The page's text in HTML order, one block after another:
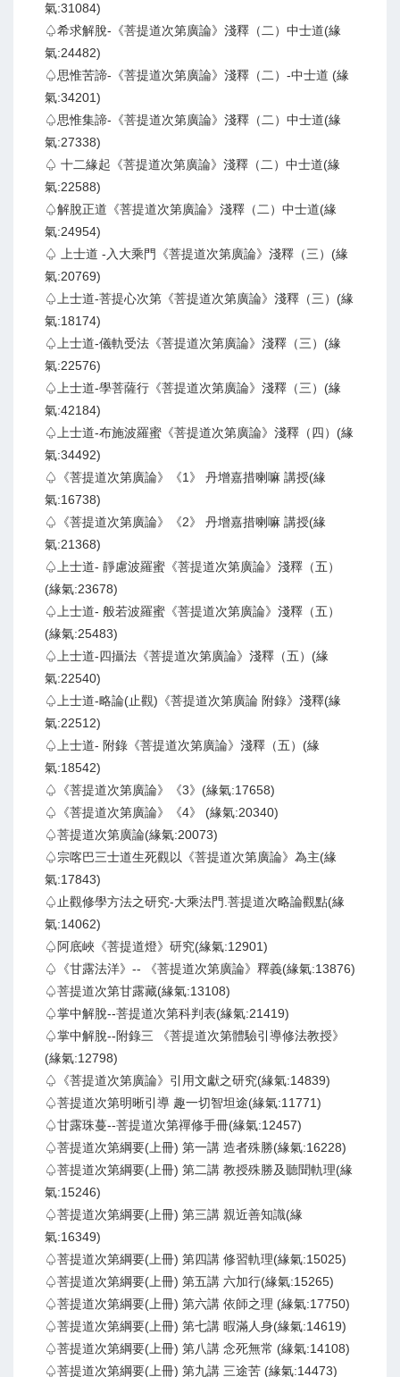
氣:31084)
♤希求解脫-《菩提道次第廣論》淺釋（二）中士道(緣
氣:24482)
♤思惟苦諦-《菩提道次第廣論》淺釋（二）-中士道 (緣
氣:34201)
♤思惟集諦-《菩提道次第廣論》淺釋（二）中士道(緣
氣:27338)
♤ 十二緣起《菩提道次第廣論》淺釋（二）中士道(緣
氣:22588)
♤解脫正道《菩提道次第廣論》淺釋（二）中士道(緣
氣:24954)
♤ 上士道 -入大乘門《菩提道次第廣論》淺釋（三）(緣
氣:20769)
♤上士道-菩提心次第《菩提道次第廣論》淺釋（三）(緣
氣:18174)
♤上士道-儀軌受法《菩提道次第廣論》淺釋（三）(緣
氣:22576)
♤上士道-學菩薩行《菩提道次第廣論》淺釋（三）(緣
氣:42184)
♤上士道-布施波羅蜜《菩提道次第廣論》淺釋（四）(緣
氣:34492)
♤《菩提道次第廣論》《1》 丹增嘉措喇嘛 講授(緣
氣:16738)
♤《菩提道次第廣論》《2》 丹增嘉措喇嘛 講授(緣
氣:21368)
♤上士道- 靜慮波羅蜜《菩提道次第廣論》淺釋（五）
(緣氣:23678)
♤上士道- 般若波羅蜜《菩提道次第廣論》淺釋（五）
(緣氣:25483)
♤上士道-四攝法《菩提道次第廣論》淺釋（五）(緣
氣:22540)
♤上士道-略論(止觀)《菩提道次第廣論 附錄》淺釋(緣
氣:22512)
♤上士道- 附錄《菩提道次第廣論》淺釋（五）(緣
氣:18542)
♤《菩提道次第廣論》《3》(緣氣:17658)
♤《菩提道次第廣論》《4》 (緣氣:20340)
♤菩提道次第廣論(緣氣:20073)
♤宗喀巴三士道生死觀以《菩提道次第廣論》為主(緣
氣:17843)
♤止觀修學方法之研究-大乘法門.菩提道次略論觀點(緣
氣:14062)
♤阿底峽《菩提道燈》研究(緣氣:12901)
♤《甘露法洋》-- 《菩提道次第廣論》釋義(緣氣:13876)
♤菩提道次第甘露藏(緣氣:13108)
♤掌中解脫--菩提道次第科判表(緣氣:21419)
♤掌中解脫--附錄三 《菩提道次第體驗引導修法教授》
(緣氣:12798)
♤《菩提道次第廣論》引用文獻之研究(緣氣:14839)
♤菩提道次第明晰引導 趣一切智坦途(緣氣:11771)
♤甘露珠蔓--菩提道次第禪修手冊(緣氣:12457)
♤菩提道次第綱要(上冊) 第一講 造者殊勝(緣氣:16228)
♤菩提道次第綱要(上冊) 第二講 教授殊勝及聽聞軌理(緣
氣:15246)
♤菩提道次第綱要(上冊) 第三講 親近善知識(緣
氣:16349)
♤菩提道次第綱要(上冊) 第四講 修習軌理(緣氣:15025)
♤菩提道次第綱要(上冊) 第五講 六加行(緣氣:15265)
♤菩提道次第綱要(上冊) 第六講 依師之理 (緣氣:17750)
♤菩提道次第綱要(上冊) 第七講 暇滿人身(緣氣:14619)
♤菩提道次第綱要(上冊) 第八講 念死無常 (緣氣:14108)
♤菩提道次第綱要(上冊) 第九講 三途苦 (緣氣:14473)